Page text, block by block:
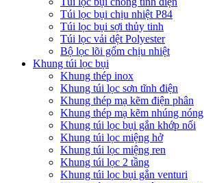
Túi lọc bụi chịu nhiệt P84
Túi lọc bụi sợi thủy tinh
Túi lọc vải dệt Polyester
Bộ lọc lõi gốm chịu nhiệt
Khung túi lọc bụi
Khung thép inox
Khung túi lọc sơn tĩnh điện
Khung thép mạ kẽm điện phân
Khung thép mạ kẽm nhúng nóng
Khung túi lọc bụi gắn khớp nối
Khung túi lọc miệng hở
Khung túi lọc miệng ren
Khung túi lọc 2 tầng
Khung túi lọc bụi gắn venturi